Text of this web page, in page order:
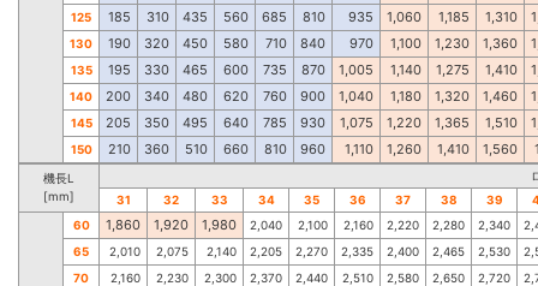
125 185 310 435 560 685 810 935 1,060 1,185 1,310
130 190 320 450 580 710 840 970 1,100 1,230 1,360
135 195 330 465 600 735 870 1,005 1,140 1,275 1,410
140 200 340 480 620 760 900 1,040 1,180 1,320 1,460
145 205 350 495 640 785 930 1,075 1,220 1,365 1,510
150 210 360 510 660 810 960 1,110 1,260 1,410 1,560
機長L
[mm]
31
32 33 34 35 36 37 38 39
60 1,860 1,920 1,980 2,040 2,100 2,160 2,220 2,280 2,340
65
2,010 2,075 2,140 2,205 2,270 2,335 2,400 2,465 2,530
70
2,160 2,230 2,300 2,370 2,440 2,510 2,580 2,650 2,720